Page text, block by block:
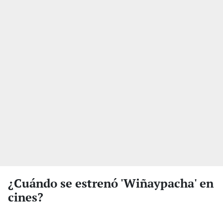
¿Cuándo se estrenó 'Wiñaypacha' en
cines?